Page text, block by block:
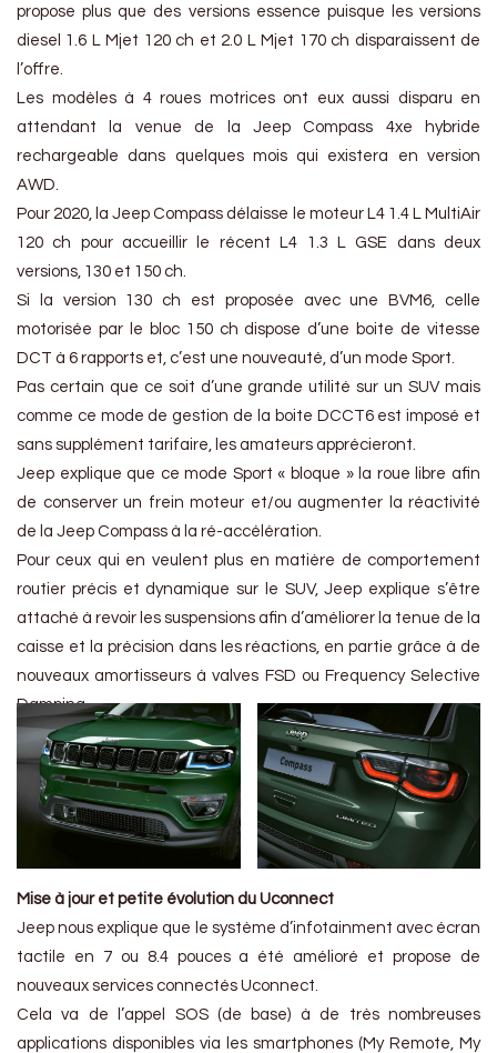
propose plus que des versions essence puisque les versions
diesel 1.6 L Mjet 120 ch et 2.0 L Mjet 170 ch disparaissent de
l’offre.
Les modèles à 4 roues motrices ont eux aussi disparu en
attendant la venue de la Jeep Compass 4xe hybride
rechargeable dans quelques mois qui existera en version
AWD.
Pour 2020, la Jeep Compass délaisse le moteur L4 1.4 L MultiAir
120 ch pour accueillir le récent L4 1.3 L GSE dans deux
versions, 130 et 150 ch.
Si la version 130 ch est proposée avec une BVM6, celle
motorisée par le bloc 150 ch dispose d’une boite de vitesse
DCT à 6 rapports et, c’est une nouveauté, d’un mode Sport.
Pas certain que ce soit d’une grande utilité sur un SUV mais
comme ce mode de gestion de la boite DCCT6 est imposé et
sans supplément tarifaire, les amateurs apprécieront.
Jeep explique que ce mode Sport « bloque » la roue libre afin
de conserver un frein moteur et/ou augmenter la réactivité
de la Jeep Compass à la ré-accélération.
Pour ceux qui en veulent plus en matière de comportement
routier précis et dynamique sur le SUV, Jeep explique s’être
attaché à revoir les suspensions afin d’améliorer la tenue de la
caisse et la précision dans les réactions, en partie grâce à de
nouveaux amortisseurs à valves FSD ou Frequency Selective
Damping.
Mise à jour et petite évolution du Uconnect
Jeep nous explique que le système d’infotainment avec écran
tactile en 7 ou 8.4 pouces a été amélioré et propose de
nouveaux services connectés Uconnect.
Cela va de l’appel SOS (de base) à de très nombreuses
applications disponibles via les smartphones (My Remote, My